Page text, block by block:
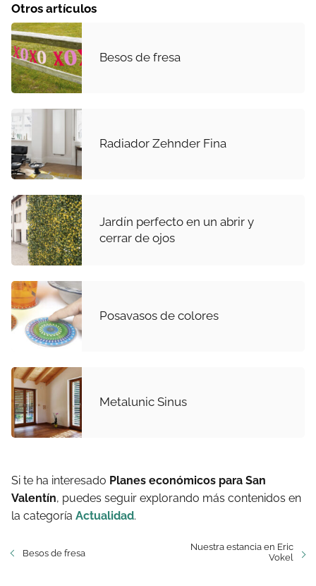
Otros artículos
Besos de fresa
Radiador Zehnder Fina
Jardín perfecto en un abrir y
cerrar de ojos
Posavasos de colores
Metalunic Sinus
Si te ha interesado Planes económicos para San
Valentín, puedes seguir explorando más contenidos en
la categoría Actualidad.
Besos de fresa
Nuestra estancia en Eric
Vokel